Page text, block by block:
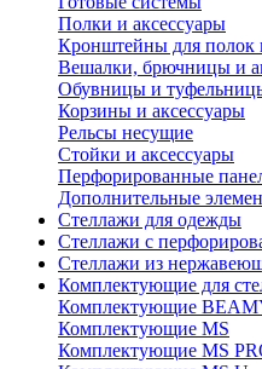
Полки и аксессуары
Кронштейны для полок
Вешалки, брючницы и
Обувницы и
Корзины и аксессуары
Рельсы несущие
Стойки и аксессуары
Перфорированные
Дополнительные
Стеллажи для одежды
Стеллажи с
Стеллажи из
Комплектующие для
Комплектующие
Комплектующие MS
Комплектующие MS